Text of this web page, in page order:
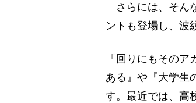
さらには、そん
ントも登場し、波
「回りにもその
ある』や『大学生
す。最近では、高